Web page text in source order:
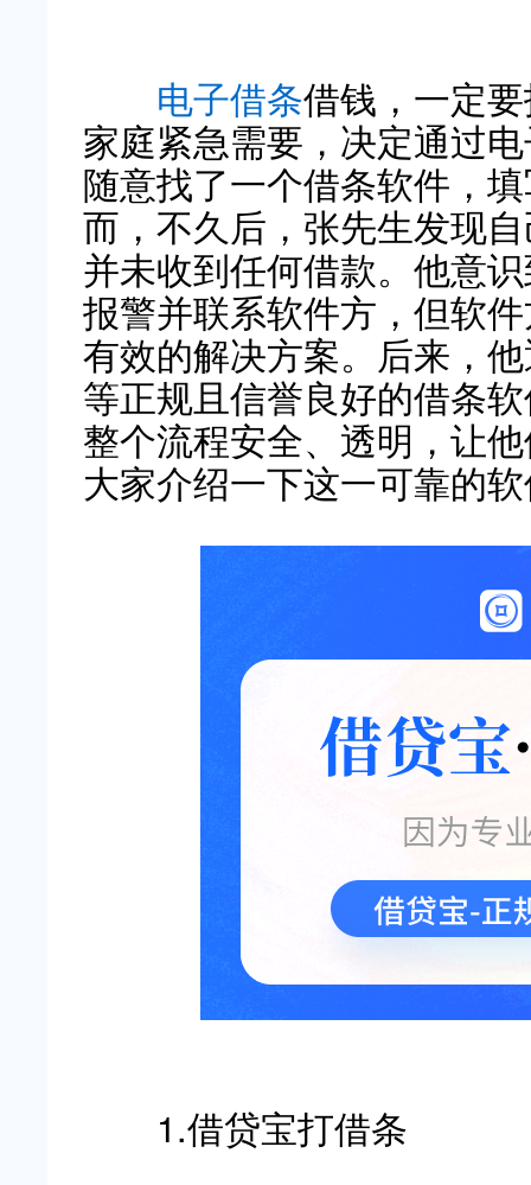
电子借条借钱，一定
家庭紧急需要，决定通过
随意找了一个借条软件，
而，不久后，张先生发现
并未收到任何借款。他意
报警并联系软件方，但软
有效的解决方案。后来，
等正规且信誉良好的借条
整个流程安全、透明，让
大家介绍一下这一可靠的
1.借贷宝打借条